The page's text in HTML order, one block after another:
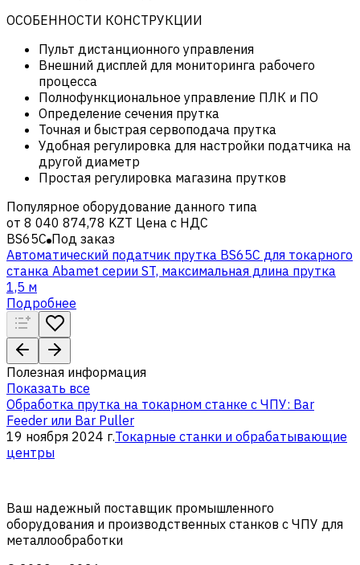
ОСОБЕННОСТИ КОНСТРУКЦИИ
Пульт дистанционного управления
Внешний дисплей для мониторинга рабочего
процесса
Полнофункциональное управление ПЛК и ПО
Определение сечения прутка
Точная и быстрая сервоподача прутка
Удобная регулировка для настройки податчика на
другой диаметр
Простая регулировка магазина прутков
Популярное оборудование данного типа
от 8 040 874,78 KZT Цена с НДС
BS65C Под заказ
Автоматический податчик прутка BS65C для токарного
станка Abamet серии ST, максимальная длина прутка
1,5 м
Подробнее
Полезная информация
Показать все
Обработка прутка на токарном станке с ЧПУ: Bar
Feeder или Bar Puller
19 ноября 2024 г.Токарные станки и обрабатывающие
центры
Ваш надежный поставщик промышленного
оборудования и производственных станков с ЧПУ для
металлообработки